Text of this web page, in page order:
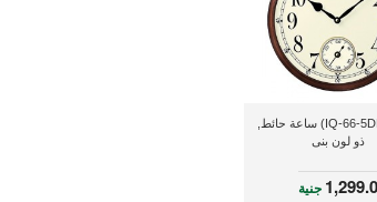
كاسيو (IQ-66-5DF) ساعة حائط,
ذو لون بنى
1,299.0 جنية